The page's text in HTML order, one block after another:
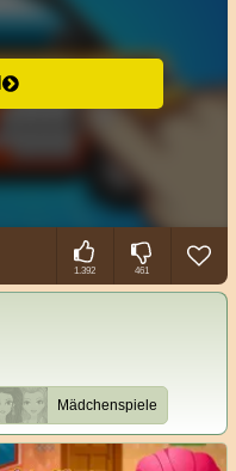
1.392 461
Mädchenspiele